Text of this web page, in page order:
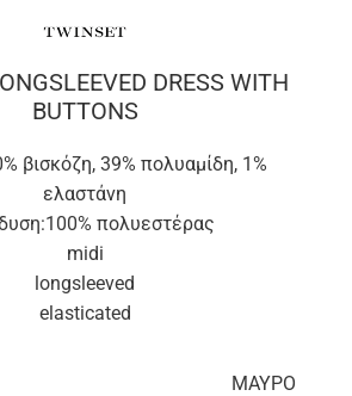
DRESS WITH
BUTTONS
βισκόζη, 39% πολυαμίδη, 1%
ελαστάνη
100% πολυεστέρας
midi
longsleeved
elasticated
ΜΑΥΡΟ